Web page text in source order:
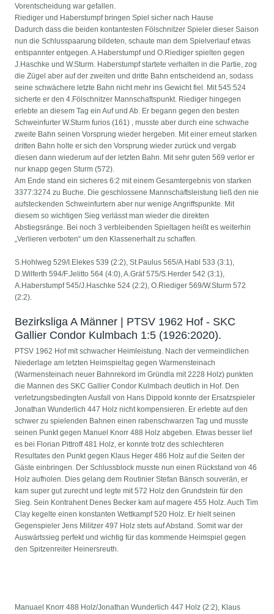
Vorentscheidung war gefallen.
Riediger und Haberstumpf bringen Spiel sicher nach Hause
Dadurch dass die beiden kontantesten Fölschnitzer Spieler dieser Saison
nun die Schlusspaarung bildeten, schaute man dem Spielverlauf etwas
entspannter entgegen. A.Haberstumpf und O.Riediger spielten gegen
J.Haschke und W.Sturm. Haberstumpf startete verhalten in die Partie, zog
die Zügel aber auf der zweiten und dritte Bahn entscheidend an, sodass
seine schwächere letzte Bahn nicht mehr ins Gewicht fiel. Mit 545:524
sicherte er den 4.Fölschnitzer Mannschaftspunkt. Riediger hingegen
erlebte an diesem Tag ein Auf und Ab. Er begann gegen den besten
Schweinfurter W.Sturm furios (161) , musste aber durch eine schwache
zweite Bahn seinen Vorsprung wieder hergeben. Mit einer erneut starken
dritten Bahn holte er sich den Vorsprung wieder zurück und vergab
diesen dann wiederum auf der letzten Bahn. Mit sehr guten 569 verlor er
nur knapp gegen Sturm (572).
Am Ende stand ein sicheres 6:2 mit einem Gesamtergebnis von starken
3377:3274 zu Buche. Die geschlossene Mannschaftsleistung ließ den nie
aufsteckenden Schweinfurtern aber nur wenige Angriffspunkte. Mit
diesem so wichtigen Sieg verlässt man wieder die direkten
Abstiegsränge. Bei noch 3 verbleibenden Spieltagen heißt es weiterhin
„Verlieren verboten“ um den Klassenerhalt zu schaffen.
S.Hohlweg 529/I.Elekes 539 (2:2), St.Paulus 565/A.Habl 533 (3:1),
D.Wilferth 594/F.Jelitto 564 (4:0), A.Gräf 575/S.Herder 542 (3:1),
A.Haberstumpf 545/J.Haschke 524 (2:2), O.Riediger 569/W.Sturm 572
(2:2).
Bezirksliga A Männer | PTSV 1962 Hof - SKC
Gallier Condor Kulmbach 1:5 (1926:2020).
PTSV 1962 Hof mit schwacher Heimleistung. Nach der vermeindlichen
Niederlage am letzten Heimspieltag gegen Warmensteinach
(Warmensteinach neuer Bahnrekord im Gründla mit 2228 Holz) punkten
die Mannen des SKC Gallier Condor Kulmbach deutlich in Hof. Den
verletzungsbedingten Ausfall von Hans Dippold konnte der Ersatzspieler
Jonathan Wunderlich 447 Holz nicht kompensieren. Er erlebte auf den
schwer zu spielenden Bahnen einen rabenschwarzen Tag und musste
seinen Punkt gegen Manuel Knorr 488 Holz abgeben. Etwas besser lief
es bei Florian Pittroff 481 Holz, er konnte trotz des schlechteren
Resultates den Punkt gegen Klaus Heger 486 Holz auf die Seiten der
Gäste einbringen. Der Schlussblock musste nun einen Rückstand von 46
Holz aufholen. Dies gelang dem Routinier Stefan Bänsch souverän, er
kam super gut zurecht und legte mit 572 Holz den Grundstein für den
Sieg. Sein Kontrahent Denes Becker kam auf magere 455 Holz. Auch Tim
Clay kegelte einen konstanten Wettkampf 520 Holz. Er hielt seinen
Gegenspieler Jens Militzer 497 Holz stets auf Abstand. Somit war der
Auswärtssieg perfekt und wichtig für das kommende Heimspiel gegen
den Spitzenreiter Heinersreuth.
Manuael Knorr 488 Holz/Jonathan Wunderlich 447 Holz (2:2), Klaus